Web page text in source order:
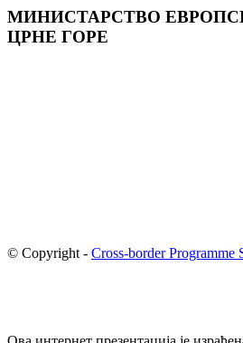
МИНИСТАРСТВО
ЦРНЕ ГОРE
© Copyright - Cross-border Programme